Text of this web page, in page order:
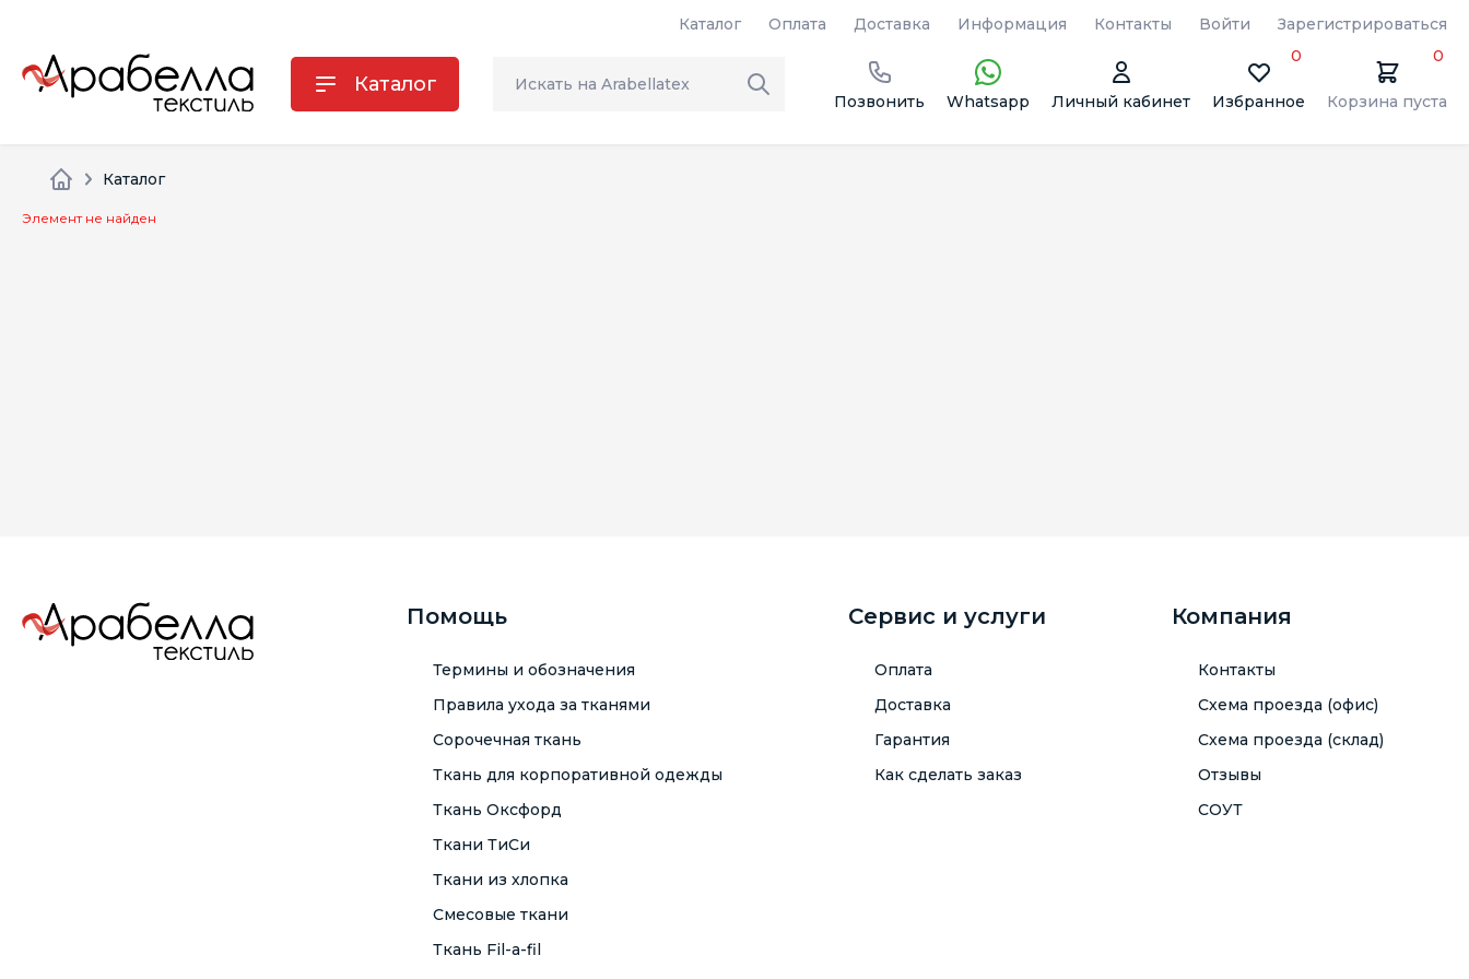
Каталог Оплата Доставка Информация Контакты Войти Зарегистрироваться
Каталог
Позвонить Whatsapp Личный кабинет Избранное
0
Корзина пуста
0
Каталог
Элемент не найден
Помощь
Термины и обозначения
Правила ухода за тканями
Сорочечная ткань
Ткань для корпоративной одежды
Ткань Оксфорд
Ткани ТиСи
Ткани из хлопка
Смесовые ткани
Ткань Fil-a-fil
Сервис и услуги
Оплата
Доставка
Гарантия
Как сделать заказ
Компания
Контакты
Схема проезда (офис)
Схема проезда (склад)
Отзывы
СОУТ